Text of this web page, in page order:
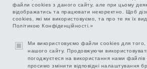
файли cookies з даного сайту, але при цьому
відображатись та працювати некоректно. Щоб
cookies, які ми використовуємо, та про те як їх
Політикою Конфіденційності.»
Ми використовуємо файли cookies для
нашого сайту. Продовжуючи
погоджуєтеся на використання нами
просимо змінити відповідні налаштування